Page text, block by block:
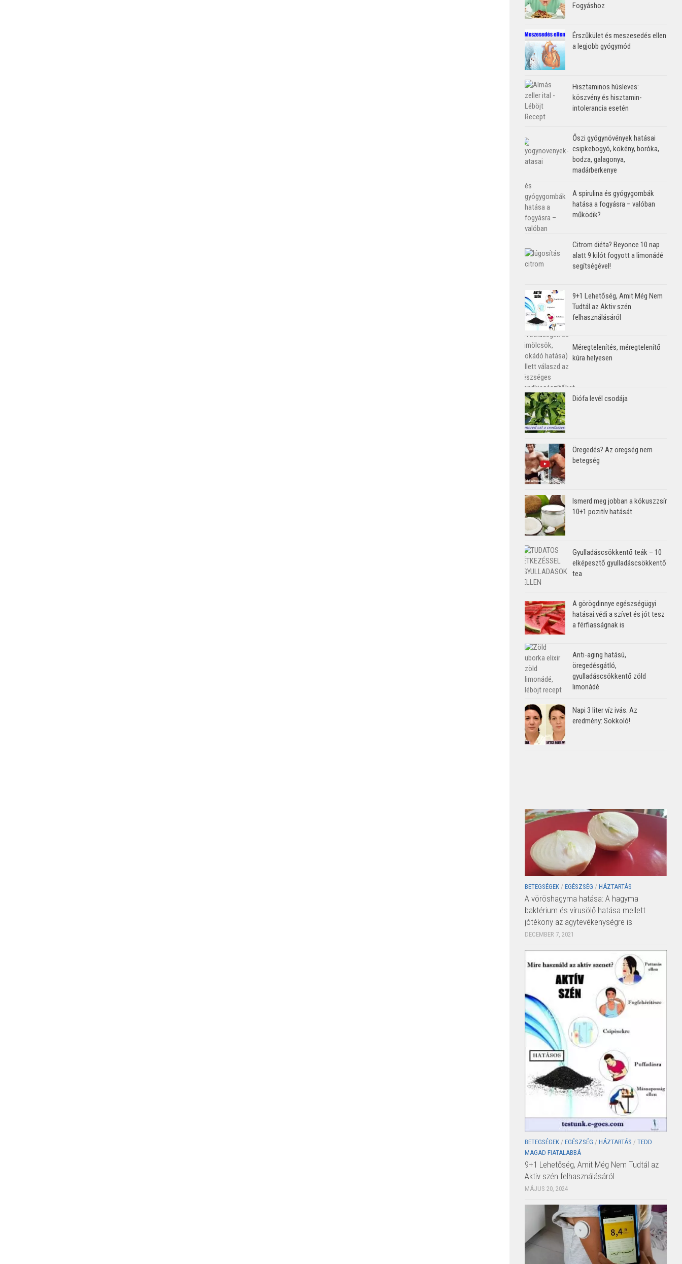
Fogyáshoz
Érszűkület és meszesedés ellen
a legjobb gyógymód
Hisztaminos húsleves:
köszvény és hisztamin-
intolerancia esetén
Őszi gyógynövények hatásai
csipkebogyó, kökény, boróka,
bodza, galagonya,
madárberkenye
A spirulina és gyógygombák
hatása a fogyásra – valóban
működik?
Citrom diéta? Beyonce 10 nap
alatt 9 kilót fogyott a limonádé
segítségével!
9+1 Lehetőség, Amit Még Nem
Tudtál az Aktiv szén
felhasználásáról
Méregtelenítés, méregtelenítő
kúra helyesen
Diófa levél csodája
Öregedés? Az öregség nem
betegség
Ismerd meg jobban a kókuszzsír
10+1 pozitív hatását
Gyulladáscsökkentő teák – 10
elképesztő gyulladáscsökkentő
tea
A görögdinnye egészségügyi
hatásai:védi a szívet és jót tesz
a férfiasságnak is
Anti-aging hatású,
öregedésgátló,
gyulladáscsökkentő zöld
limonádé
Napi 3 liter víz ivás. Az
eredmény: Sokkoló!
BETEGSÉGEK / EGÉSZSÉG / HÁZTARTÁS
A vöröshagyma hatása: A hagyma
baktérium és vírusölő hatása mellett
jótékony az agytevékenységre is
DECEMBER 7, 2021
BETEGSÉGEK / EGÉSZSÉG / HÁZTARTÁS / TEDD
MAGAD FIATALABBÁ
9+1 Lehetőség, Amit Még Nem Tudtál az
Aktiv szén felhasználásáról
MÁJUS 20, 2024